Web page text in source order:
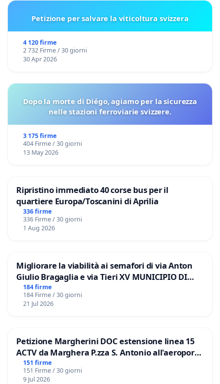
Petizione per salvare la viticoltura svizzera
4 120 firme
2 732 Firme / 30 giorni
30 Apr 2026
Dopo la morte di Diégo, agiamo per la sicurezza
nelle stazioni ferroviarie svizzere.
3 175 firme
404 Firme / 30 giorni
13 May 2026
Ripristino immediato 40 corse bus per il
quartiere Europa/Toscanini di Aprilia
336 firme
336 Firme / 30 giorni
1 Aug 2026
Migliorare la viabilità ai semafori di via Anton
Giulio Bragaglia e via Tieri XV MUNICIPIO DI
ROMA
184 firme
184 Firme / 30 giorni
21 Jul 2026
Petizione Margherini DOC estensione linea 15
ACTV da Marghera P.zza S. Antonio all'aeroporto
Marco Polo tariffa a € 1,50
151 firme
151 Firme / 30 giorni
9 Jul 2026